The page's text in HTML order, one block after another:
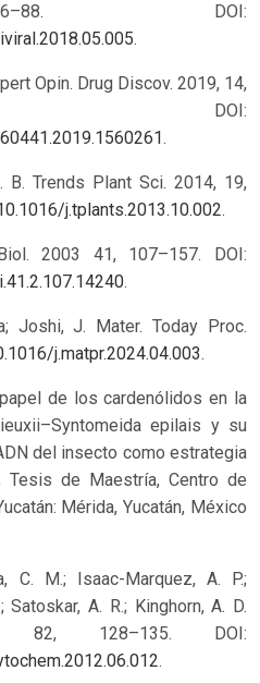
DOI:
.
Opin. Drug Discov. 2019, 14,
DOI:
.
B. Trends Plant Sci. 2014, 19,
j.tplants.2013.10.002.
2003 41, 107–157. DOI:
.
Joshi, J. Mater. Today Proc.
j.matpr.2024.04.003.
de los cardenólidos en la
epilais y su
del insecto como estrategia
Tesis de Maestría, Centro de
Mérida, Yucatán, México
C. M.; Isaac-Marquez, A. P.;
Satoskar, A. R.; Kinghorn, A. D.
82, 128–135. DOI:
.